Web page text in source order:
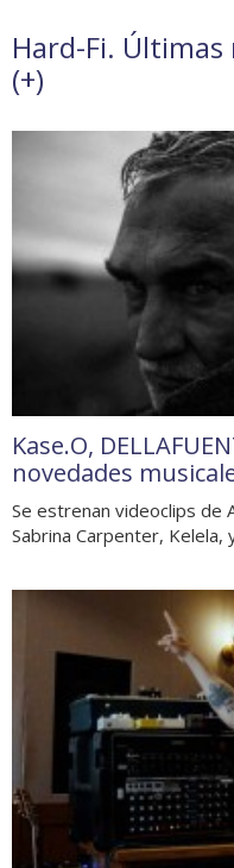
Hard-Fi.
(+)
Kase.O,
novedades
Se estrenan videoclips de
Sabrina Carpenter,